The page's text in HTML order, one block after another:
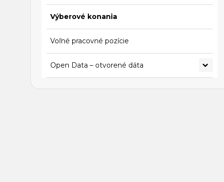
Výberové konania
Voľné pracovné pozície
Open Data – otvorené dáta